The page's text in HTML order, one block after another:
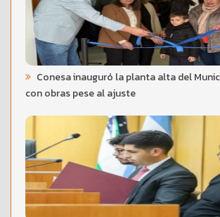
Conesa inauguró la planta alta del
con obras pese al ajuste